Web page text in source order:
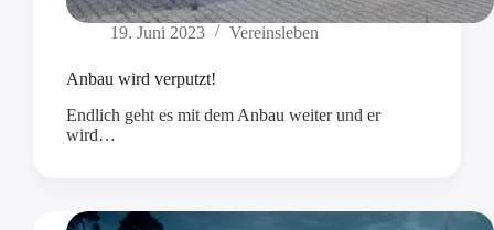
19. Juni 2023 Vereinsleben
Anbau wird verputzt!
Endlich geht es mit dem Anbau weiter und er
wird…